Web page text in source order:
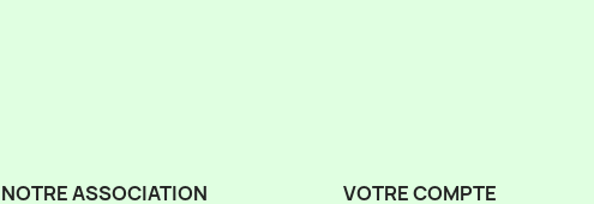
NOTRE ASSOCIATION VOTRE COMPTE